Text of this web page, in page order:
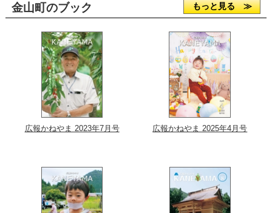
金山町のブック もっと見る ≫
広報かねやま 2023年7月号 広報かねやま 2025年4月号